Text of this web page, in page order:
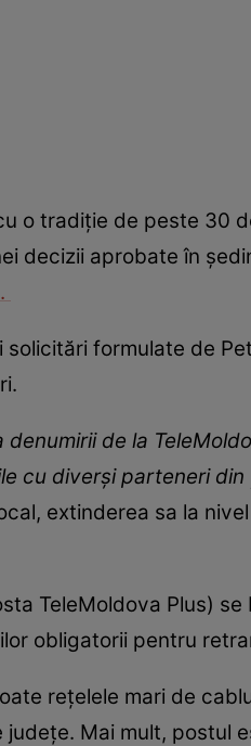
o tradiție de peste 30
decizii aprobate în
solicitări formulate de
de la
cu diverşi parteneri
extinderea sa la
TeleMoldova Plus)
obligatorii pentru
rețelele mari de
Mai mult, postul